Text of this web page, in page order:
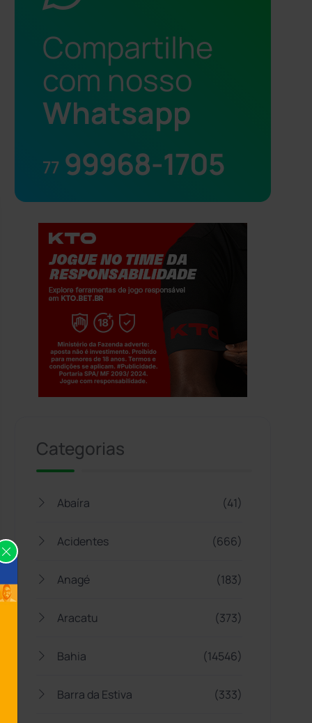
Compartilhe
com nosso
Whatsapp
77 99968-1705
Categorias
Abaíra (41)
Acidentes (666)
Anagé (183)
Aracatu (373)
Bahia (14546)
Barra da Estiva (333)